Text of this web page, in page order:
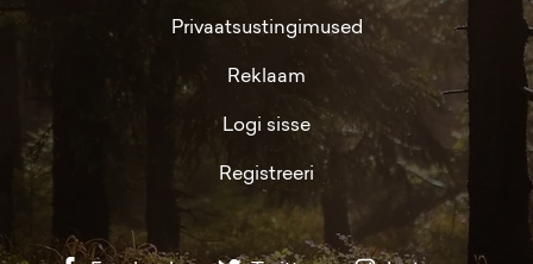
Privaatsustingimused
Reklaam
Logi sisse
Registreeri